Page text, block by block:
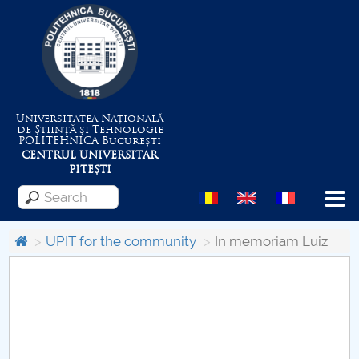
Universitatea Națională
de Știință și Tehnologie
POLITEHNICABucurești
CENTRUL UNIVERSITAR
PITEȘTI
Menu
UPIT for the community In memoriam Luiz